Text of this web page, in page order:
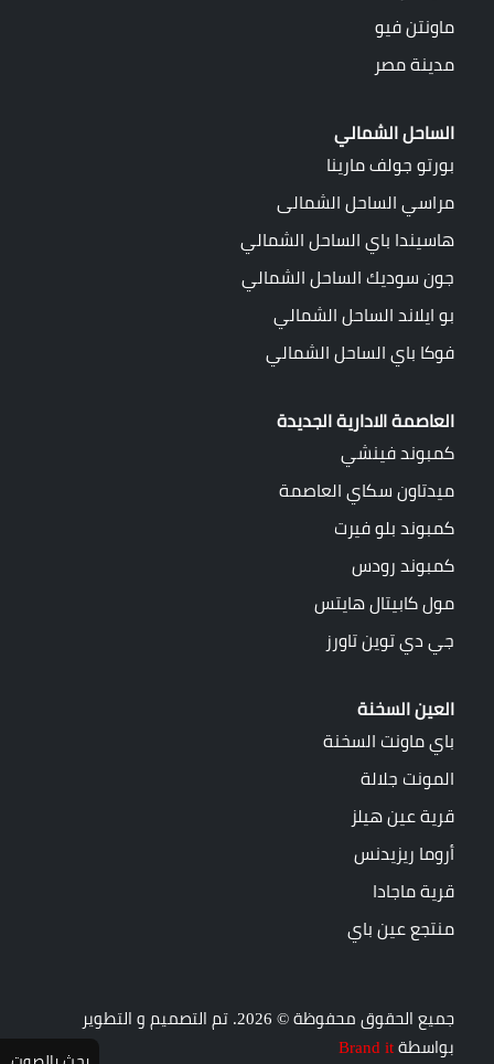
ماونتن فيو
مدينة مصر
الساحل الشمالي
بورتو جولف مارينا
مراسي الساحل الشمالى
هاسيندا باي الساحل الشمالي
جون سوديك الساحل الشمالي
بو ايلاند الساحل الشمالي
فوكا باي الساحل الشمالي
العاصمة الادارية الجديدة
كمبوند فينشي
ميدتاون سكاي العاصمة
كمبوند بلو فيرت
كمبوند رودس
مول كابيتال هايتس
جي دي توين تاورز
العين السخنة
باي ماونت السخنة
المونت جلالة
قرية عين هيلز
أروما ريزيدنس
قرية ماجادا
منتجع عين باي
جميع الحقوق محفوظة © 2026. تم التصميم و التطوير
بواسطة Brand it
بحث بالصوت